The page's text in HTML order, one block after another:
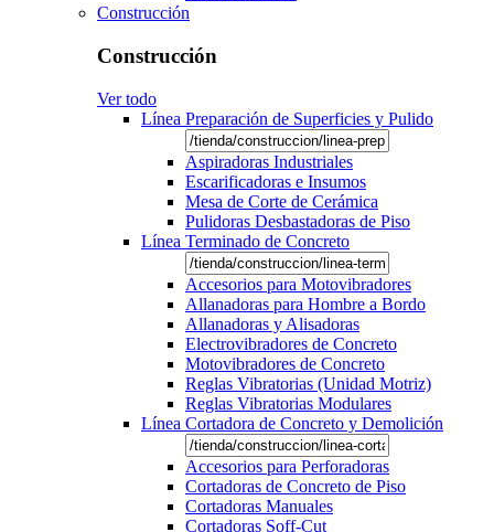
Construcción
Construcción
Ver todo
Línea Preparación de Superficies y Pulido
Aspiradoras Industriales
Escarificadoras e Insumos
Mesa de Corte de Cerámica
Pulidoras Desbastadoras de Piso
Línea Terminado de Concreto
Accesorios para Motovibradores
Allanadoras para Hombre a Bordo
Allanadoras y Alisadoras
Electrovibradores de Concreto
Motovibradores de Concreto
Reglas Vibratorias (Unidad Motriz)
Reglas Vibratorias Modulares
Línea Cortadora de Concreto y Demolición
Accesorios para Perforadoras
Cortadoras de Concreto de Piso
Cortadoras Manuales
Cortadoras Soff-Cut